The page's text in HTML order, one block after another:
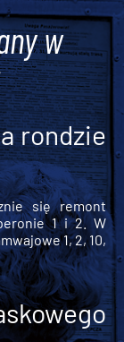
w
rondzie
się remont
1 i 2. W
1, 2, 10,